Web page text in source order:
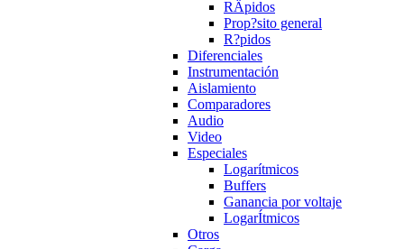
RÄpidos
Prop?sito general
R?pidos
Diferenciales
Instrumentación
Aislamiento
Comparadores
Audio
Video
Especiales
Logarítmicos
Buffers
Ganancia por voltaje
LogarÍtmicos
Otros